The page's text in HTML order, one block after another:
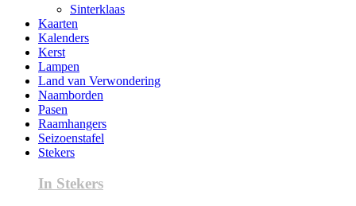
Sinterklaas
Kaarten
Kalenders
Kerst
Lampen
Land van Verwondering
Naamborden
Pasen
Raamhangers
Seizoenstafel
Stekers
In Stekers